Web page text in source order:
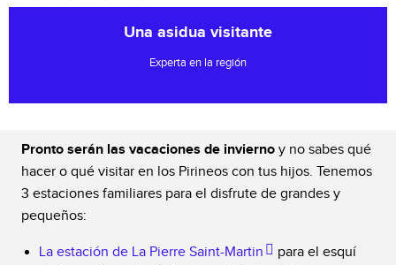
Una asidua visitante
Experta en la región
Pronto serán las vacaciones de invierno y no sabes qué
hacer o qué visitar en los Pirineos con tus hijos. Tenemos
3 estaciones familiares para el disfrute de grandes y
pequeños:
La estación de La Pierre Saint-Martin
para el esquí